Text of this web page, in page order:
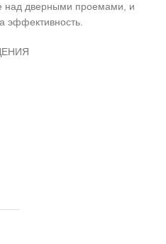
над дверными проемами, и
эффективность.